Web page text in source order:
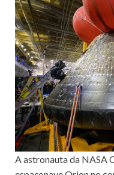
A astronauta da NASA